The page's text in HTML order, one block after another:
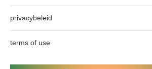
privacybeleid
terms of use